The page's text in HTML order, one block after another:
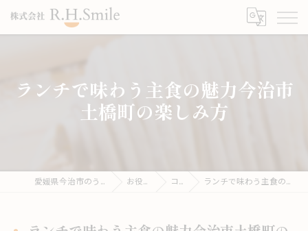
ランチで味わう主食の魅力今治市
土橋町の楽しみ方
愛媛県今治市のうどんならこがね製麺所 お役立ち情報 コラム ランチで味わう主食の魅力今治市土橋町の楽しみ方